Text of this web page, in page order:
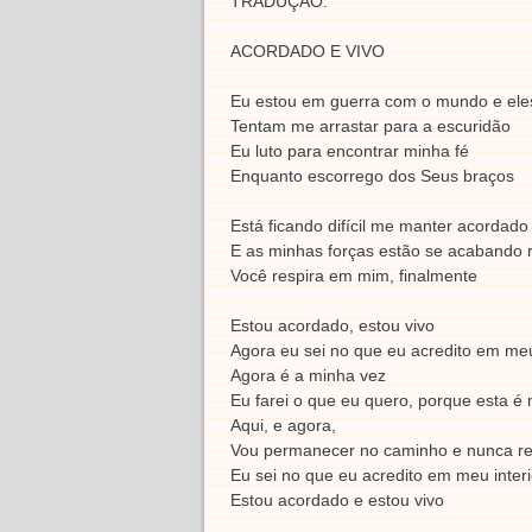
ACORDADO E VIVO
Eu estou em guerra com o mundo e
Tentam me arrastar para a escuridão
Eu luto para encontrar minha fé
Enquanto escorrego dos Seus braços
Está ficando difí­cil me manter acordado
E as minhas forças estão se acabando
Você respira em mim, finalmente
Estou acordado, estou vivo
Agora eu sei no que eu acredito em
Agora é a minha vez
Eu farei o que eu quero, porque esta é
Aqui, e agora,
Vou permanecer no caminho e nunca
Eu sei no que eu acredito em meu
Estou acordado e estou vivo